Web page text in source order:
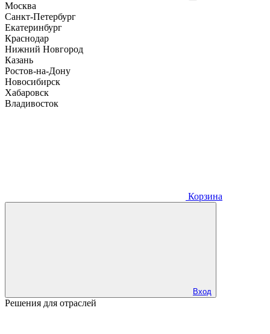
Москва
Санкт-Петербург
Екатеринбург
Краснодар
Нижний Новгород
Казань
Ростов-на-Дону
Новосибирск
Хабаровск
Владивосток
Корзина
Вход
Решения для отраслей